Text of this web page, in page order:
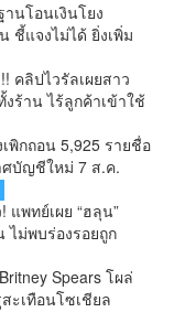
นโอนเงินโยง
ชี้แจงไม่ได้ ยิ่งเพิ่ม
คลิปไวรัลเผยสาว
ร้าน ไร้ลูกค้าเข้าใช้
อนกำลังซื้อหดตัว
พิกถอน 5,925 รายชื่อ
บัญชีใหม่ 7 ส.ค.
ลังอดีตอธิบดีโดน 6
พทย์เผย “ฮลุน”
ไม่พบร่องรอยถูก
ยืนยันอีก 1-2 สัปดาห์
Spears โผล่
ะเทือนโซเชียล